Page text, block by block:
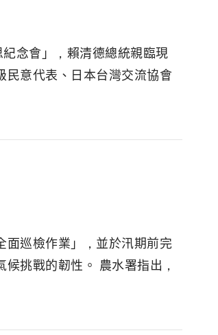
念會」，賴清德總統親臨現
民意代表、日本台灣交流協會
面巡檢作業」，並於汛期前完
挑戰的韌性。 農水署指出，